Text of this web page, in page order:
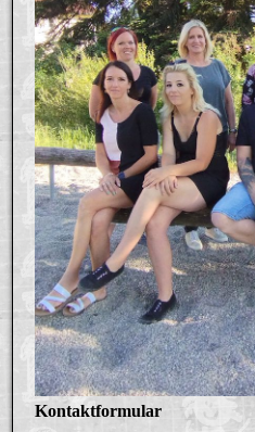
Kontaktformular